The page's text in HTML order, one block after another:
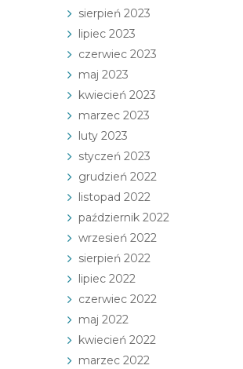
sierpień 2023
lipiec 2023
czerwiec 2023
maj 2023
kwiecień 2023
marzec 2023
luty 2023
styczeń 2023
grudzień 2022
listopad 2022
październik 2022
wrzesień 2022
sierpień 2022
lipiec 2022
czerwiec 2022
maj 2022
kwiecień 2022
marzec 2022